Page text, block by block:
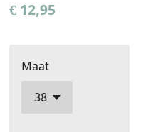
€ 12,95
Maat